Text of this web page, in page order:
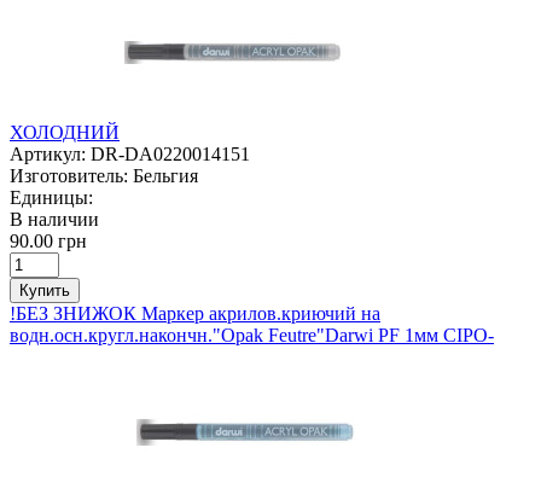
ХОЛОДНИЙ
Артикул: DR-DA0220014151
Изготовитель: Бельгия
Единицы:
В наличии
90.00 грн
Купить
!БЕЗ ЗНИЖОК Маркер акрилов.криючий на
водн.осн.кругл.накончн."Opak Feutre"Darwi PF 1мм СІРО-